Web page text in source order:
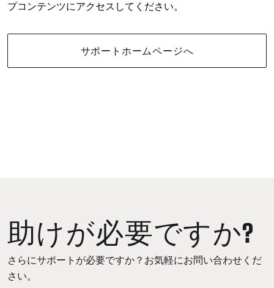
プコンテンツにアクセスしてください。
サポートホームページへ
助けが必要ですか?
さらにサポートが必要ですか？お気軽にお問い合わせくだ
さい。